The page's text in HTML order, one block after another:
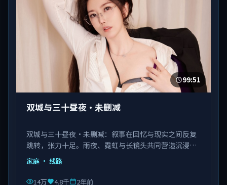
99:51
双城与三十昼夜·未删减
双城与三十昼夜·未删减：叙事在回忆与现实之间反复
跳转，张力十足。雨夜、霓虹与长镜头共同营造沉浸氛
围。由陈凯歌执导，佟丽娅、马丽、瑛太等主演，韩国
出品，类型为家庭。
家庭 · 线路
14万 4.8千 2年前